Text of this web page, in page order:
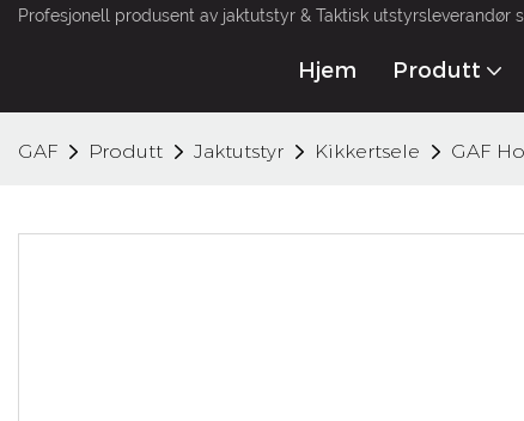
Profesjonell produsent av jaktutstyr & Taktisk utstyrsleverandør
Hjem Produtt
GAF Produtt Jaktutstyr Kikkertsele GAF